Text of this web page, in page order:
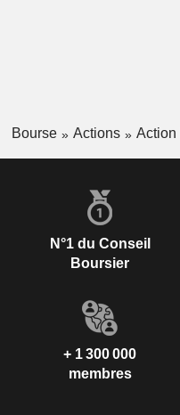
Bourse Actions Action
N°1 du Conseil
Boursier
+ 1 300 000
membres